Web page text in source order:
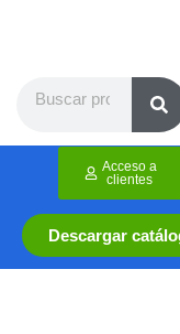
Descargar
Acceso a
clientes